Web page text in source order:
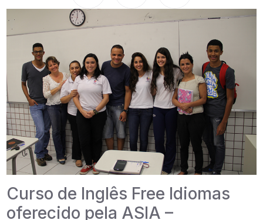
Curso de Inglês Free Idiomas
oferecido pela ASIA –